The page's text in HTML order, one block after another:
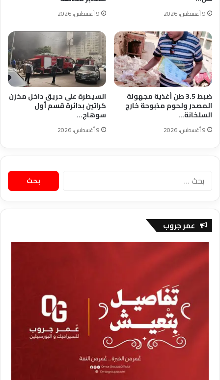
9 أغسطس، 2026 9 أغسطس، 2026
ضبط 3.5 طن أغذية مجهولة
المصدر ولحوم مذبوحة خارج
السلخانة…
9 أغسطس، 2026
السيطرة على حريق داخل مخزن
كراتين بدائرة قسم أول
سوهاج…
9 أغسطس، 2026
البحث
عن:
عمر جروب